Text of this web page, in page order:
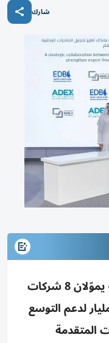
شارك
«أدكس» و«الإمارات للتنمية» يموّلان 8 شركات
لدعم التوسع
المتقدمة